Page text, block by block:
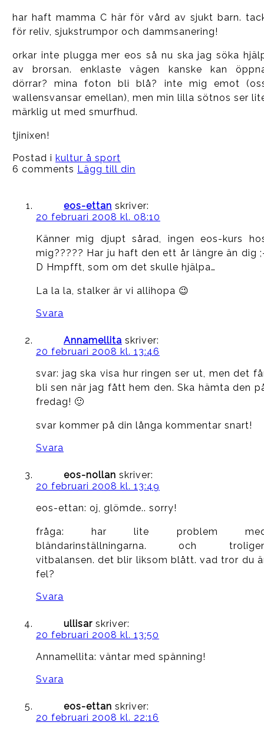
har haft mamma C här för vård av sjukt barn.
för reliv, sjukstrumpor och dammsanering!
orkar inte plugga mer eos så nu ska jag söka
av brorsan. enklaste vägen kanske kan
dörrar? mina foton bli blå? inte mig emot
wallensvansar emellan), men min lilla sötnos ser
märklig ut med smurfhud.
tjinixen!
Postad i kultur å sport
6 comments Lägg till din
eos-ettan skriver:
20 februari 2008 kl. 08:10
Känner mig djupt sårad, ingen eos-kurs
mig????? Har ju haft den ett år längre än dig
D Hmpfft, som om det skulle hjälpa…
La la la, stalker är vi allihopa 😉
Svara
Annamellita skriver:
20 februari 2008 kl. 13:46
svar: jag ska visa hur ringen ser ut, men det
bli sen när jag fått hem den. Ska hämta den
fredag! 🙂
svar kommer på din långa kommentar snart!
Svara
eos-nollan skriver:
20 februari 2008 kl. 13:49
eos-ettan: oj, glömde.. sorry!
fråga: har lite problem
bländarinställningarna. och
vitbalansen. det blir liksom blått. vad tror du
fel?
Svara
ullisar skriver:
20 februari 2008 kl. 13:50
Annamellita: väntar med spänning!
Svara
eos-ettan skriver:
20 februari 2008 kl. 22:16